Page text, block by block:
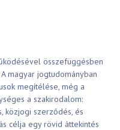
összefüggésben
magyar jogtudományban
megítélése, még a
a szakirodalom:
közjogi szerződés, és
célja egy rövid áttekintés